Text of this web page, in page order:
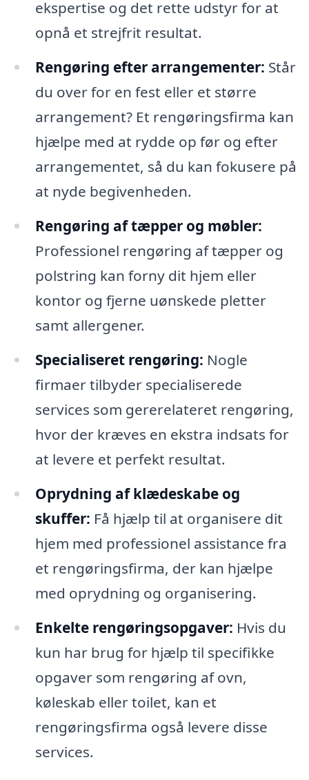
ekspertise og det rette udstyr for at
opnå et strejfrit resultat.
Rengøring efter arrangementer: Står
du over for en fest eller et større
arrangement? Et rengøringsfirma kan
hjælpe med at rydde op før og efter
arrangementet, så du kan fokusere på
at nyde begivenheden.
Rengøring af tæpper og møbler:
Professionel rengøring af tæpper og
polstring kan forny dit hjem eller
kontor og fjerne uønskede pletter
samt allergener.
Specialiseret rengøring: Nogle
firmaer tilbyder specialiserede
services som gererelateret rengøring,
hvor der kræves en ekstra indsats for
at levere et perfekt resultat.
Oprydning af klædeskabe og
skuffer: Få hjælp til at organisere dit
hjem med professionel assistance fra
et rengøringsfirma, der kan hjælpe
med oprydning og organisering.
Enkelte rengøringsopgaver: Hvis du
kun har brug for hjælp til specifikke
opgaver som rengøring af ovn,
køleskab eller toilet, kan et
rengøringsfirma også levere disse
services.